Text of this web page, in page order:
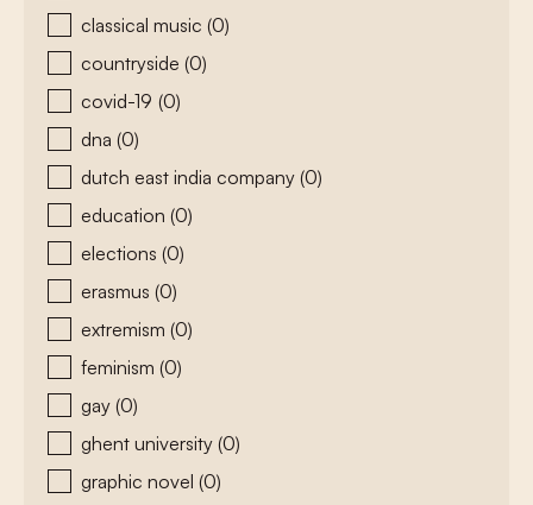
classical music (0)
countryside (0)
covid-19 (0)
dna (0)
dutch east india company (0)
education (0)
elections (0)
erasmus (0)
extremism (0)
feminism (0)
gay (0)
ghent university (0)
graphic novel (0)